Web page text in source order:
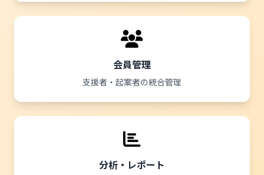
会員管理
支援者・起案者の統合管理
分析・レポート